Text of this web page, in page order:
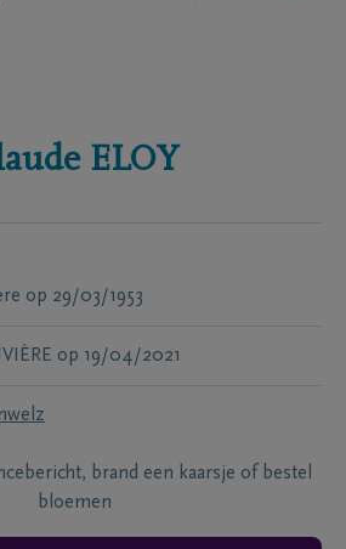
ELOY
op 29/03/1953
op 19/04/2021
brand een kaarsje of bestel
bloemen